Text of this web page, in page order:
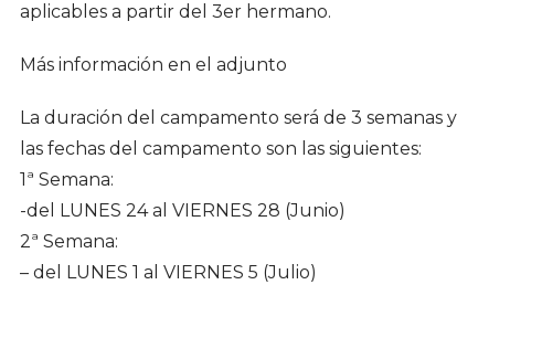
aplicables a partir del 3er hermano.
Más información en el adjunto
La duración del campamento será de 3 semanas y
las fechas del campamento son las siguientes:
1ª Semana:
-del LUNES 24 al VIERNES 28 (Junio)
2ª Semana:
– del LUNES 1 al VIERNES 5 (Julio)